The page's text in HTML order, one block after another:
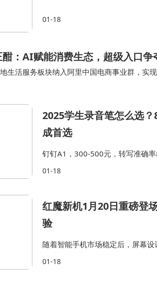
01-18
：AI赋能消费生态，超级入口争
生活服务板块纳入阿里中国电商事业群，实
巴巴集团内部的远场电商、即时零售和酒旅
2025学生录音笔怎么选
成首选
钉钉A1，300-500元，转写准确
部分功能需开通钉钉专业版，有
01-18
红魔新机1月20日重磅登
验
随着智能手机市场稳定后，屏幕
幕设计诞生。新机亮点很明确，比
01-18